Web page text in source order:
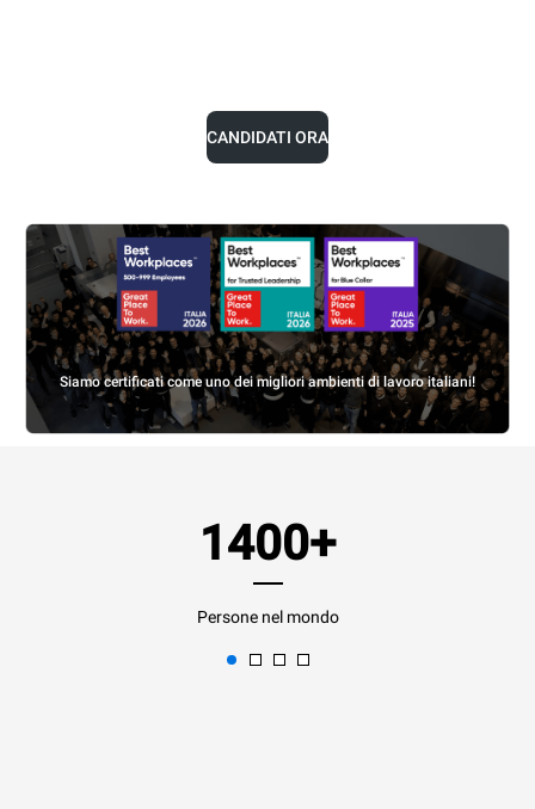
CANDIDATI ORA
Siamo certificati come uno dei migliori ambienti di lavoro italiani!
1400+
Persone nel mondo